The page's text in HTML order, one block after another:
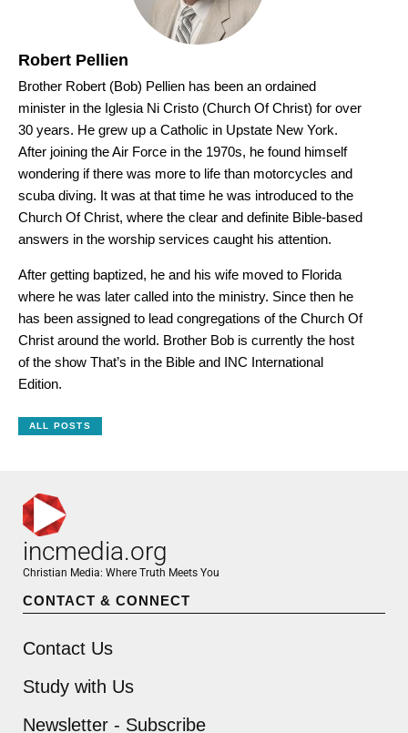
Robert Pellien
Brother Robert (Bob) Pellien has been an ordained
minister in the Iglesia Ni Cristo (Church Of Christ) for over
30 years. He grew up a Catholic in Upstate New York.
After joining the Air Force in the 1970s, he found himself
wondering if there was more to life than motorcycles and
scuba diving. It was at that time he was introduced to the
Church Of Christ, where the clear and definite Bible-based
answers in the worship services caught his attention.
After getting baptized, he and his wife moved to Florida
where he was later called into the ministry. Since then he
has been assigned to lead congregations of the Church Of
Christ around the world. Brother Bob is currently the host
of the show That’s in the Bible and INC International
Edition.
ALL POSTS
incmedia.org
Christian Media: Where Truth Meets You
CONTACT & CONNECT
Contact Us
Study with Us
Newsletter - Subscribe